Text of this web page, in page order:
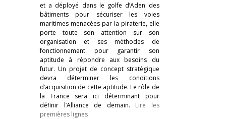
et a déployé dans le golfe d’Aden des
bâtiments pour sécuriser les voies
maritimes menacées par la piraterie, elle
porte toute son attention sur son
organisation et ses méthodes de
fonctionnement pour garantir son
aptitude à répondre aux besoins du
futur. Un projet de concept stratégique
devra déterminer les conditions
d’acquisition de cette aptitude. Le rôle de
la France sera ici déterminant pour
définir l’Alliance de demain. Lire les
premières lignes